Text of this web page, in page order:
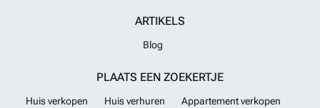
ARTIKELS
Blog
PLAATS EEN ZOEKERTJE
Huis verkopen Huis verhuren
Appartement verkopen